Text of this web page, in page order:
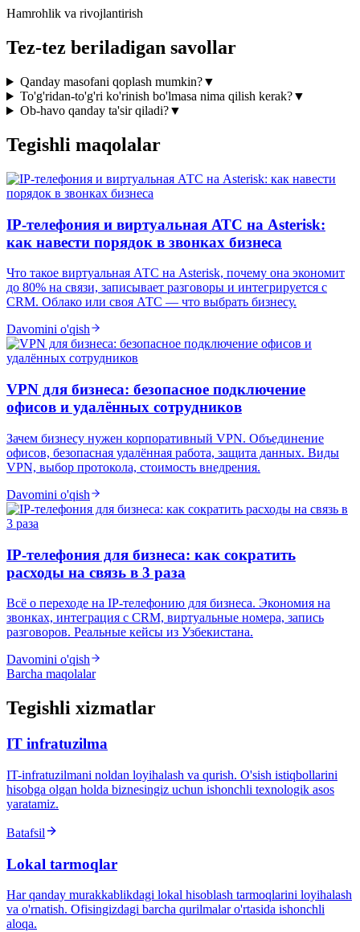
Hamrohlik va rivojlantirish
Tez-tez beriladigan savollar
Qanday masofani qoplash mumkin?▼
To'g'ridan-to'g'ri ko'rinish bo'lmasa nima qilish kerak?▼
Ob-havo qanday ta'sir qiladi?▼
Tegishli maqolalar
IP-телефония и виртуальная АТС на Asterisk:
как навести порядок в звонках бизнеса
Что такое виртуальная АТС на Asterisk, почему она экономит
до 80% на связи, записывает разговоры и интегрируется с
CRM. Облако или своя АТС — что выбрать бизнесу.
Davomini o'qish
VPN для бизнеса: безопасное подключение
офисов и удалённых сотрудников
Зачем бизнесу нужен корпоративный VPN. Объединение
офисов, безопасная удалённая работа, защита данных. Виды
VPN, выбор протокола, стоимость внедрения.
Davomini o'qish
IP-телефония для бизнеса: как сократить
расходы на связь в 3 раза
Всё о переходе на IP-телефонию для бизнеса. Экономия на
звонках, интеграция с CRM, виртуальные номера, запись
разговоров. Реальные кейсы из Узбекистана.
Davomini o'qish
Barcha maqolalar
Tegishli xizmatlar
IT infratuzilma
IT-infratuzilmani noldan loyihalash va qurish. O'sish istiqbollarini
hisobga olgan holda biznesingiz uchun ishonchli texnologik asos
yaratamiz.
Batafsil
Lokal tarmoqlar
Har qanday murakkablikdagi lokal hisoblash tarmoqlarini loyihalash
va o'rnatish. Ofisingizdagi barcha qurilmalar o'rtasida ishonchli
aloqa.